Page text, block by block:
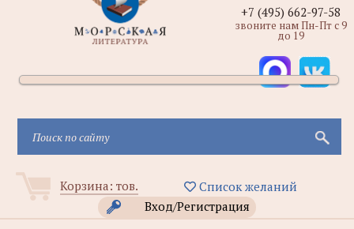
Корзина: тов.
Список желаний
Вход/Регистрация
+7 (495) 662-97-58
звоните нам Пн-Пт с 9
до 19